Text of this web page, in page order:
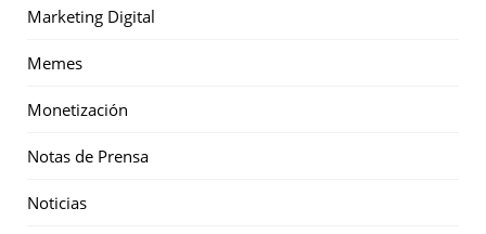
Marketing Digital
Memes
Monetización
Notas de Prensa
Noticias